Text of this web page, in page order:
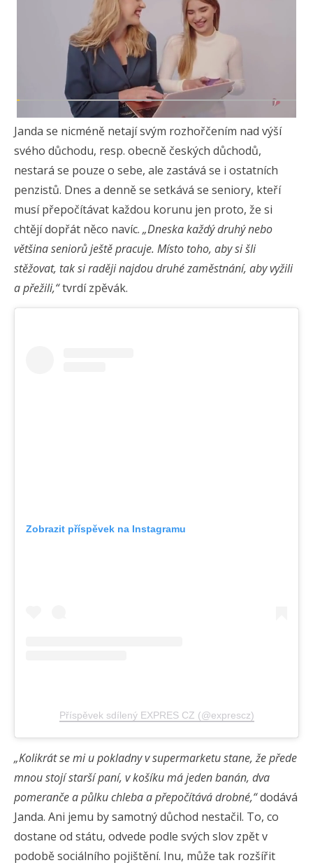
Janda se nicméně netají svým rozhořčením nad výší
svého důchodu, resp. obecně českých důchodů,
nestará se pouze o sebe, ale zastává se i ostatních
penzistů. Dnes a denně se setkává se seniory, kteří
musí přepočítávat každou korunu jen proto, že si
chtějí dopřát něco navíc. „Dneska každý druhý nebo
většina seniorů ještě pracuje. Místo toho, aby si šli
stěžovat, tak si raději najdou druhé zaměstnání, aby vyžili
a přežili,“tvrdí zpěvák.
Zobrazit příspěvek na Instagramu
Příspěvek sdílený EXPRES CZ (@exprescz)
„Kolikrát se mi u pokladny v supermarketu stane, že přede
mnou stojí starší paní, v košíku má jeden banán, dva
pomeranče a půlku chleba a přepočítává drobné,“dodává
Janda. Ani jemu by samotný důchod nestačil. To, co
dostane od státu, odvede podle svých slov zpět v
podobě sociálního pojištění. Inu, může tak rozšířit